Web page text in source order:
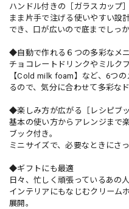
ハンドル付きの［ガラスカップ
まま片手で注げる使いやすい設
でき、口が広いので底までしっ
◆自動で作れる６つの多彩なメ
チョコレートドリンクやミルク
【Cold milk foam】など、6つ
るので、気分に合わせて多彩な
◆楽しみ方が広がる［レシピブ
基本の使い方からアレンジまで
ブック付き。
ミニサイズで、必要なときにさ
◆ギフトにも最適
日々、忙しく頑張っているあの
インテリアにもなじむクリーム
展開。